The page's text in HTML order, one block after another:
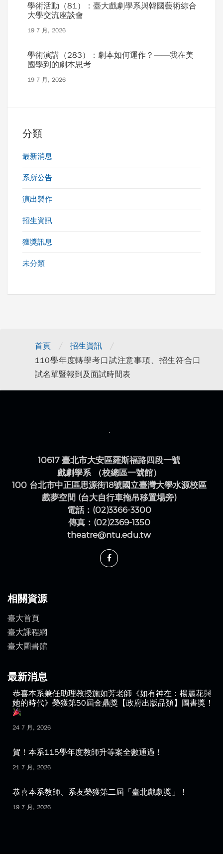
學術活動（81）：臺大戲劇學系與韓國藝術綜合
大學交流座談會
19 7 月, 2026
學術演講（283）：劇本如何運作？——我在美
國學到的劇本思考
19 7 月, 2026
分類
最新消息
系所公告
演出製作
招生資訊
獲獎訊息
未分類
首頁 / 招生資訊 /
110學年度轉學考口試注意事項、招生符合口
試名單暨報到及面試時間表
10617 臺北市大安區羅斯福路四段一號
戲劇學系 （校總區一號館）
100 台北市中正區思源街18號國立臺灣大學水源校區
戲夢空間 (台大自行車拖吊移置場旁)
電話：(02)3366-3300
傳真：(02)2369-1350
theatre@ntu.edu.tw
相關資源
臺大首頁
臺大課程網
臺大圖書館
最新消息
恭喜本系兼任助理教授施如芳老師《如有神在：楊麗花與
她的時代》榮獲第50屆金鼎獎【政府出版品類】圖書獎！
24 7 月, 2026
賀！本系115學年度教師升等案全數通過！
21 7 月, 2026
恭喜本系教師、系友榮獲第二屆「臺北戲劇獎」！
19 7 月, 2026